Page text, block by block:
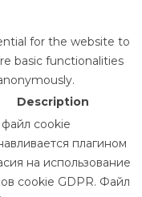
for the website to
basic functionalities
Description
файл cookie
плагином
на использование
cookie GDPR. Файл